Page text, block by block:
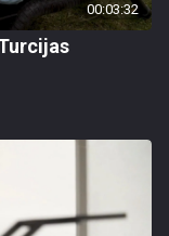
00:03:32